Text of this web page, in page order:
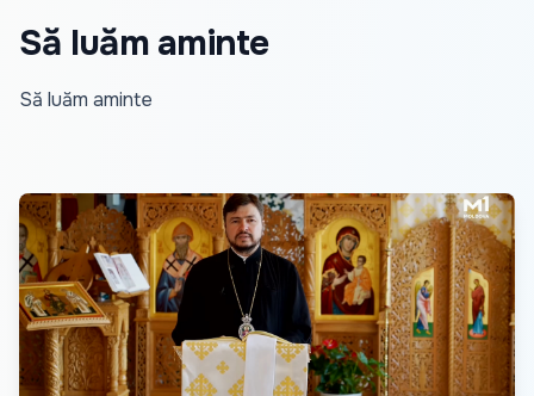
Să luăm aminte
Să luăm aminte